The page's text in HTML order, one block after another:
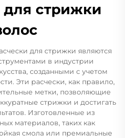
для стрижки
для стрижки являются
в индустрии
созданными с учетом
Эти расчески, как правило,
метки, позволяющие
стрижки и достигать
Изготовленные из
материалов, таких как
смола или премиальные